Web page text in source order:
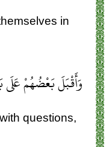
in
وَأَقْبَلَ بَعْضُهُمْ
questions,